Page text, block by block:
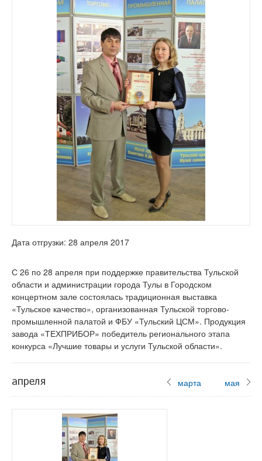
Дата отгрузки: 28 апреля 2017
С 26 по 28 апреля при поддержке правительства Тульской
области и администрации города Тулы в Городском
концертном зале состоялась традиционная выставка
«Тульское качество», организованная Тульской торгово-
промышленной палатой и ФБУ «Тульский ЦСМ». Продукция
завода «ТЕХПРИБОР» победитель регионального этапа
конкурса «Лучшие товары и услуги Тульской области».
марта мая
апреля